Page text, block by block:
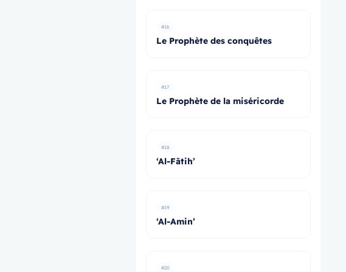
#16
Le Prophète des conquêtes
#17
Le Prophète de la miséricorde
#18
‘Al-Fātih’
#19
‘Al-Amin’
#20